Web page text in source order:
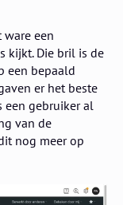
ware een
kijkt. Die bril is de
een bepaald
er het beste
gebruiker al
van de
nog meer op